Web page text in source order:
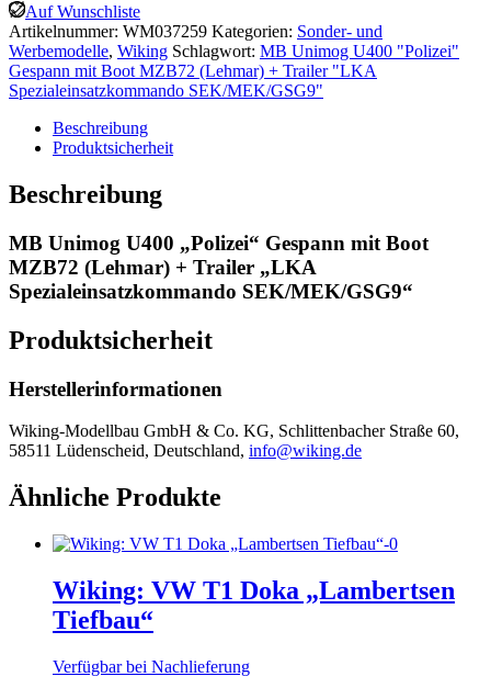
Auf Wunschliste
Artikelnummer: WM037259 Kategorien: Sonder- und
Werbemodelle, Wiking Schlagwort: MB Unimog U400 "Polizei"
Gespann mit Boot MZB72 (Lehmar) + Trailer "LKA
Spezialeinsatzkommando SEK/MEK/GSG9"
Beschreibung
Produktsicherheit
Beschreibung
MB Unimog U400 „Polizei“ Gespann mit Boot
MZB72 (Lehmar) + Trailer „LKA
Spezialeinsatzkommando SEK/MEK/GSG9“
Produktsicherheit
Herstellerinformationen
Wiking-Modellbau GmbH & Co. KG, Schlittenbacher Straße 60,
58511 Lüdenscheid, Deutschland, info@wiking.de
Ähnliche Produkte
Wiking: VW T1 Doka „Lambertsen
Tiefbau“
Verfügbar bei Nachlieferung